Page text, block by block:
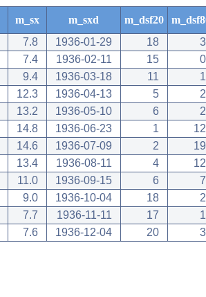
m_sx m_sxd m_dsf20
7.8 1936-01-29 18
3
7.4 1936-02-11 15
0
9.4 1936-03-18 11
1
12.3 1936-04-13 5
2
13.2 1936-05-10 6
2
14.8 1936-06-23 1
12
14.6 1936-07-09 2
19
13.4 1936-08-11 4
12
11.0 1936-09-15 6
7
9.0 1936-10-04 18
2
7.7 1936-11-11 17
1
7.6 1936-12-04 20 3